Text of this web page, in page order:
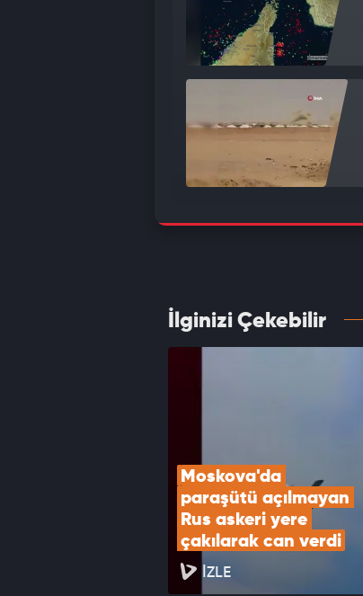
İlginizi Çekebilir
Moskova'da
paraşütü açılmayan
Rus askeri yere
çakılarak can verdi
İZLE